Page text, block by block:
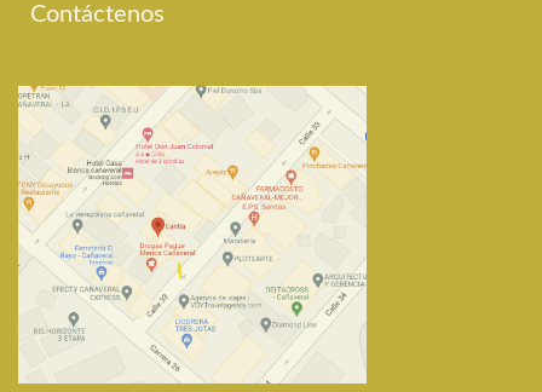
Contáctenos